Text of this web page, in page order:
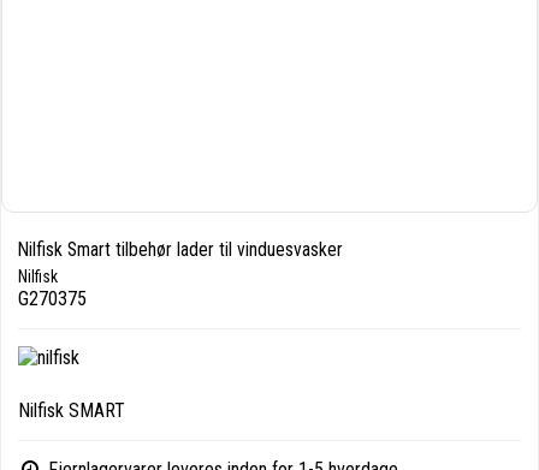
Nilfisk Smart tilbehør lader til vinduesvasker
Nilfisk
G270375
Nilfisk SMART